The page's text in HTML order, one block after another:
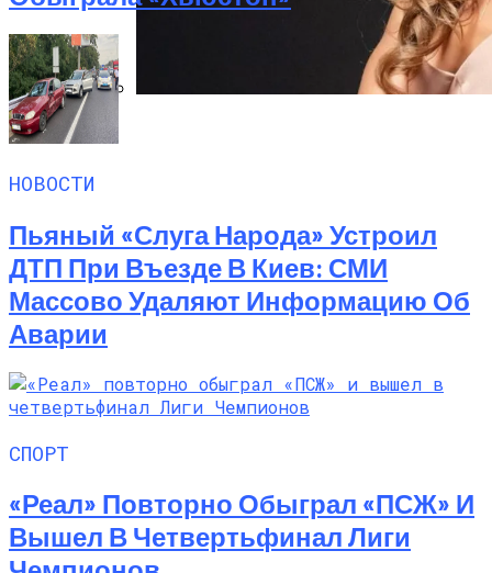
НОВОСТИ
Пьяный «слуга Народа» Устроил
ДТП При Въезде В Киев: СМИ
Массово Удаляют Информацию Об
Аварии
СПОРТ
«Реал» Повторно Обыграл «ПСЖ» И
Вышел В Четвертьфинал Лиги